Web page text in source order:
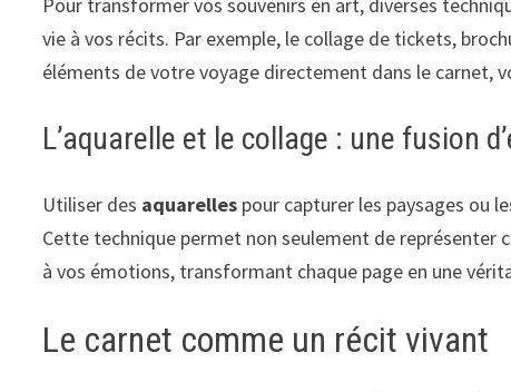
Pour transformer vos souvenirs en art, diverses
vie à vos récits. Par exemple, le collage de tickets,
éléments de votre voyage directement dans le carnet,
L’aquarelle et le collage : une fusion
Utiliser des aquarelles pour capturer les paysages ou
Cette technique permet non seulement de représenter
à vos émotions, transformant chaque page en une
Le carnet comme un récit vivant